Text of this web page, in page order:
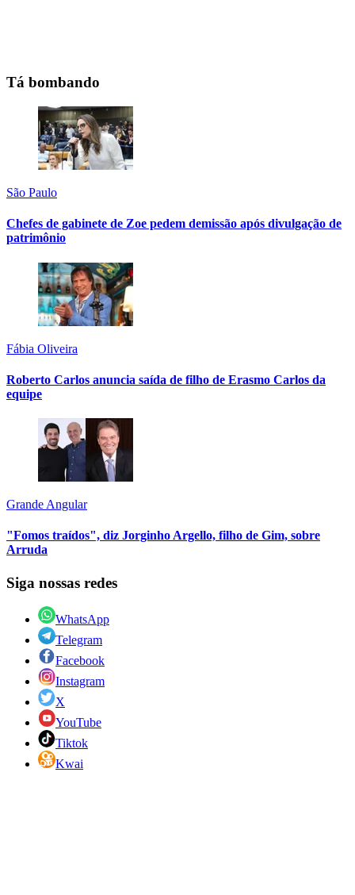
Tá bombando
São Paulo
Chefes de gabinete de Zoe pedem demissão após divulgação de
patrimônio
Fábia Oliveira
Roberto Carlos anuncia saída de filho de Erasmo Carlos da
equipe
Grande Angular
"Fomos traídos", diz Jorginho Argello, filho de Gim, sobre
Arruda
Siga nossas redes
WhatsApp
Telegram
Facebook
Instagram
X
YouTube
Tiktok
Kwai